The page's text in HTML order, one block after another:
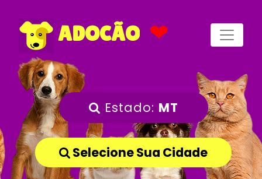
ADOCÃO ❤
Estado: MT
Selecione Sua Cidade